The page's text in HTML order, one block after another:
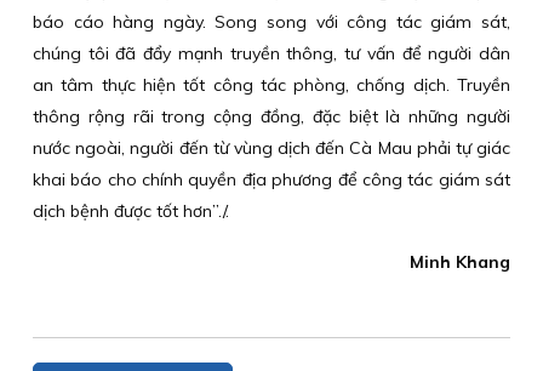
báo cáo hàng ngày. Song song với công tác giám sát,
chúng tôi đã đẩy mạnh truyền thông, tư vấn để người dân
an tâm thực hiện tốt công tác phòng, chống dịch. Truyền
thông rộng rãi trong cộng đồng, đặc biệt là những người
nước ngoài, người đến từ vùng dịch đến Cà Mau phải tự giác
khai báo cho chính quyền địa phương để công tác giám sát
dịch bệnh được tốt hơn”./.
Minh Khang